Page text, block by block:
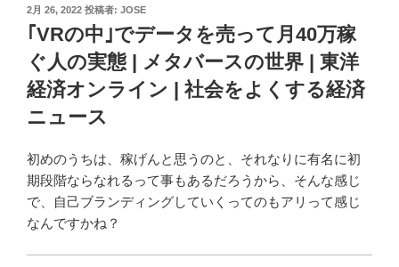
投
稿
日:
2月 26, 2022 投稿者: JOSE
｢VRの中｣でデータを売って月40万稼
ぐ人の実態 | メタバースの世界 | 東洋
経済オンライン | 社会をよくする経済
ニュース
初めのうちは、稼げんと思うのと、それなりに有名に初
期段階ならなれるって事もあるだろうから、そんな感じ
で、自己ブランディングしていくってのもアリって感じ
なんですかね？